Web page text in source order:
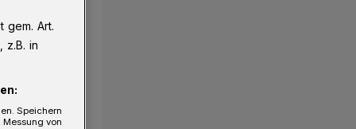
gem. Art.
z.B. in
Speichern
von